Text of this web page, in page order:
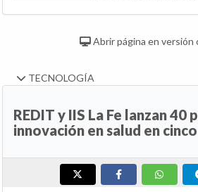
Abrir página en versión
TECNOLOGÍA
REDIT y IIS La Fe lanzan 40
innovación en salud en